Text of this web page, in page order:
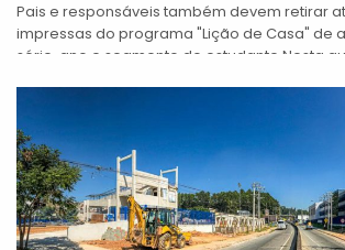
Pais e responsáveis também devem retirar
impressas do programa "Lição de Casa" de
série, ano e segmento do estudante Nesta